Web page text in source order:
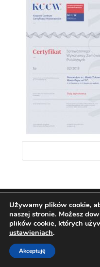
Używamy plików cookie,
naszej stronie. Możesz
plików cookie, których
ustawieniach.
Akceptuję